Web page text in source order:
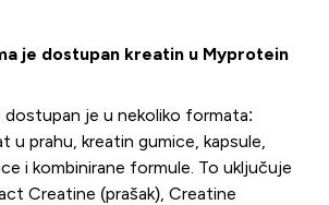
je dostupan kreatin u Myprotein
je u nekoliko formata:
u prahu, kreatin gumice, kapsule,
i kombinirane formule. To uključuje
Creatine (prašak), Creatine